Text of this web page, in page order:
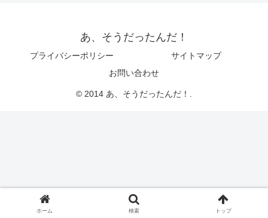
あ、そうだったんだ！
プライバシーポリシー
サイトマップ
お問い合わせ
© 2014 あ、そうだったんだ！.
ホーム 検索 トップ